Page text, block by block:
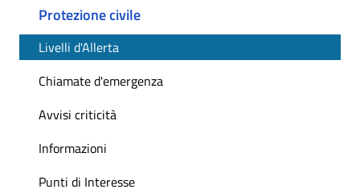
Protezione civile
Livelli d'Allerta
Chiamate d'emergenza
Avvisi criticità
Informazioni
Punti di Interesse